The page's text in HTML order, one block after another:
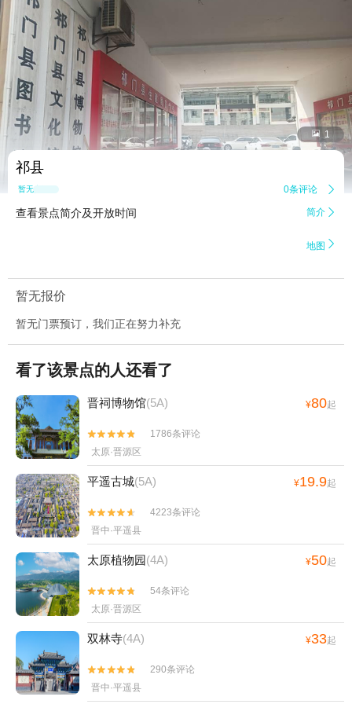
 1
祁县
暂无点评 0条评论 
查看景点简介及开放时间 简介 
地图 
暂无报价
暂无门票预订，我们正在努力补充
看了该景点的人还看了
晋祠博物馆(5A) ¥80起


1786条评论
太原·晋源区
平遥古城(5A) ¥19.9起


4223条评论
晋中·平遥县
太原植物园(4A) ¥50起


54条评论
太原·晋源区
双林寺(4A) ¥33起


290条评论
晋中·平遥县
